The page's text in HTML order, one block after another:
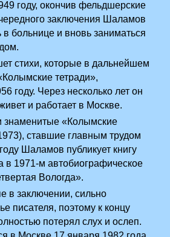
году, окончив фельдшерские
заключения Шаламов
в больнице и вновь заниматься
стихи, которые в дальнейшем
тетради»,
году. Через несколько лет он
и работает в Москве.
знаменитые «Колымские
ставшие главным трудом
Шаламов публикует книгу
в 1971-м автобиографическое
Вологда».
в заключении, сильно
писателя, поэтому к концу
потерял слух и ослеп.